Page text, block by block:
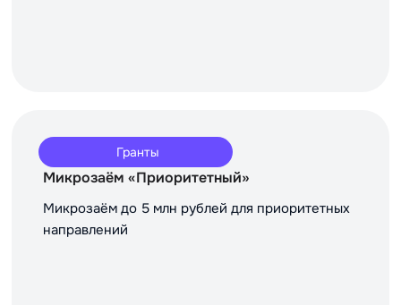
Гранты
Микрозаём «Приоритетный»
Микрозаём до 5 млн рублей для приоритетных
направлений